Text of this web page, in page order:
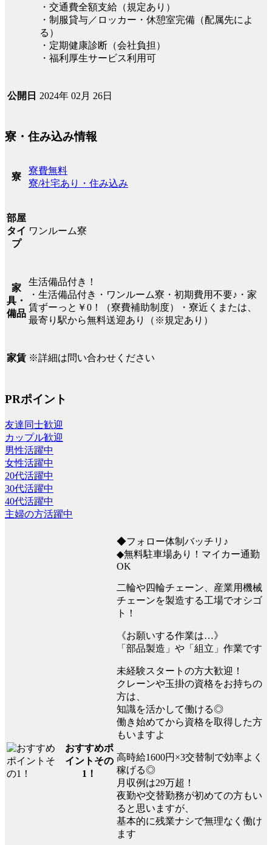
・交通費全額支給（規定あり）
・制服貸与／ロッカー・休憩室完備（配属先によ
る）
・定期健康診断（会社負担）
・福利厚生サービス利用可
公開日 2024年 02月 26日
寮・住み込み情報
寮
寮費無料
寮/社宅あり・住み込み
部屋
タイ
プ
ワンルーム寮
家
具・
備品
生活備品付き！
・生活備品付き・ワンルーム寮・初期費用不要♪・家
賃ずーっと￥0！（寮費補助制度）・寮近くまたは、
最寄り駅から無料送迎あり（※規定あり）
家賃 ※詳細は問い合わせください
PRポイント
友達同士歓迎
カップル歓迎
男性活躍中
女性活躍中
20代活躍中
30代活躍中
40代活躍中
主婦の方活躍中
おすすめポ
イントその
1！
◆フォロー体制バッチリ♪
◆無料駐車場あり！マイカー通勤
OK
二輪や四輪チェーン、産業用機械
チェーンを製造する工場でオシゴ
ト！
《お願いする作業は…》
「部品製造」や「組立」作業です
未経験スタートの方大歓迎！
クレーンや玉掛の資格をお持ちの
方は、
知識を活かして働ける◎
働き始めてから資格を取得した方
もいますよ
高時給1600円×3交替制で効率よく
稼げる◎
月収例は29万超！
夜勤や交替勤務が初めての方もい
ると思いますが、
基本的に残業ナシで無理なく働け
ます